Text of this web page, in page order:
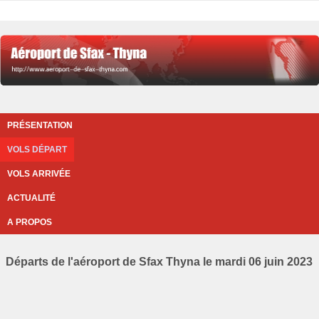
PRÉSENTATION
VOLS DÉPART
VOLS ARRIVÉE
ACTUALITÉ
A PROPOS
Départs de l'aéroport de Sfax Thyna le mardi 06 juin 2023